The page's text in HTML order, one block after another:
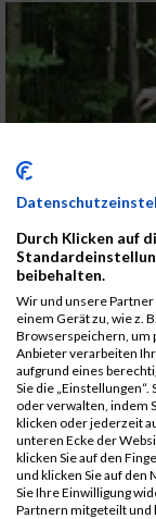
Running
Durch Klicken auf
beibehalten.
Wir und unsere
einem Gerät zu, wie z.
Browserspeichern, um
Anbieter verarbeiten
aufgrund eines
Sie die
oder verwalten, indem
klicken oder jederzeit
unteren Ecke der
klicken Sie auf den
und klicken Sie auf den
Sie Ihre Einwilligung
Partnern mitgeteilt und